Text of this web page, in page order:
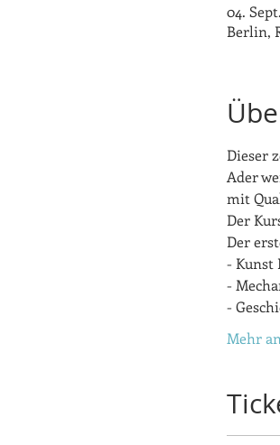
04.
Berlin,
Dieser
Ader
mit
Der
Der
- Kunst
-
-
Mehr